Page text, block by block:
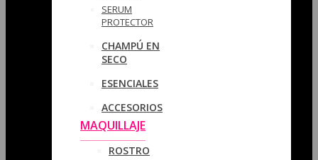
SERUM
PROTECTOR
CHAMPÚ EN
SECO
ESENCIALES
ACCESORIOS
MAQUILLAJE
ROSTRO